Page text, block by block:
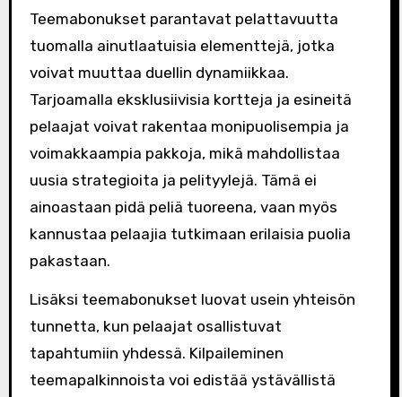
Teemabonukset parantavat pelattavuutta
tuomalla ainutlaatuisia elementtejä, jotka
voivat muuttaa duellin dynamiikkaa.
Tarjoamalla eksklusiivisia kortteja ja esineitä
pelaajat voivat rakentaa monipuolisempia ja
voimakkaampia pakkoja, mikä mahdollistaa
uusia strategioita ja pelityylejä. Tämä ei
ainoastaan pidä peliä tuoreena, vaan myös
kannustaa pelaajia tutkimaan erilaisia puolia
pakastaan.
Lisäksi teemabonukset luovat usein yhteisön
tunnetta, kun pelaajat osallistuvat
tapahtumiin yhdessä. Kilpaileminen
teemapalkinnoista voi edistää ystävällistä